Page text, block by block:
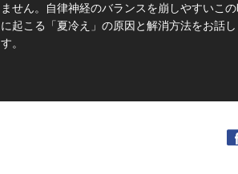
ません。自律神経のバランスを崩しやすいこ
に起こる「夏冷え」の原因と解消方法をお話
す。